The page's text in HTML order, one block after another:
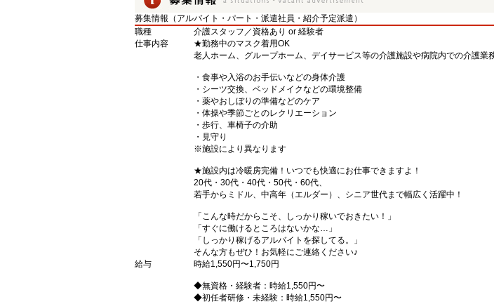
募集情報（アルバイト・パート・派遣社員・紹介予定派遣）
職種
介護スタッフ／資格あり or 経験者
仕事内容
★勤務中のマスク着用OK
老人ホーム、グループホーム、デイサービス等の介護施設や病院内での介護業
・食事や入浴のお手伝いなどの身体介護
・シーツ交換、ベッドメイクなどの環境整備
・薬やおしぼりの準備などのケア
・体操や季節ごとのレクリエーション
・歩行、車椅子の介助
・見守り
※施設により異なります
★施設内は冷暖房完備！いつでも快適にお仕事できますよ！
20代・30代・40代・50代・60代、
若手からミドル、中高年（エルダー）、シニア世代まで幅広く活躍中！
「こんな時だからこそ、しっかり稼いでおきたい！」
「すぐに働けるところはないかな…」
「しっかり稼げるアルバイトを探してる。」
そんな方もぜひ！お気軽にご連絡ください♪
給与
時給1,550円〜1,750円
◆無資格・経験者：時給1,550円〜
◆初任者研修・未経験：時給1,550円〜